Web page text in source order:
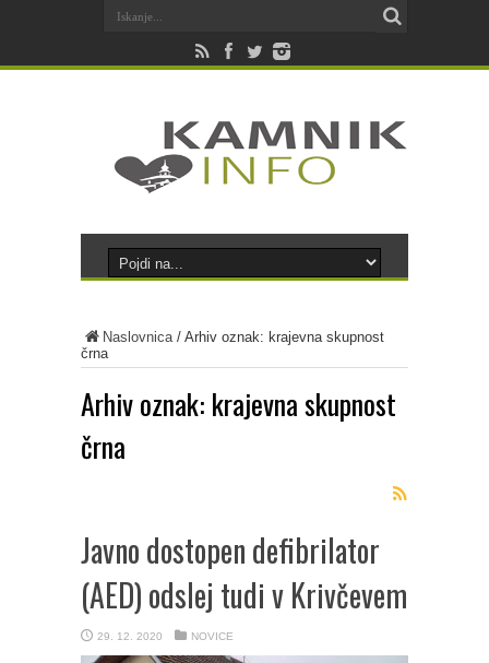
Naslovnica/ Arhiv oznak: krajevna skupnost
črna
Arhiv oznak: krajevna skupnost
črna
Javno dostopen defibrilator
(AED) odslej tudi v Krivčevem
29. 12. 2020 NOVICE